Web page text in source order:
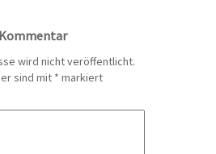
wird nicht veröffentlicht.
sind mit * markiert